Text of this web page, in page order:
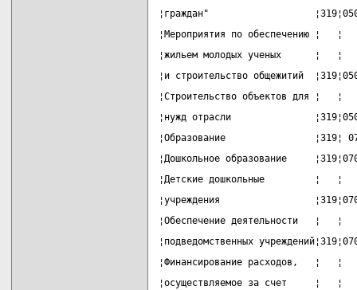
¦граждан"
¦Мероприятия по
¦жильем молодых ученых
¦и строительство общежитий
¦Строительство объектов
¦нужд отрасли
¦Образование
¦Дошкольное образование
¦Детские дошкольные
¦учреждения
¦Обеспечение деятельности
¦подведомственных
¦Финансирование расходов,
¦осуществляемое за счет